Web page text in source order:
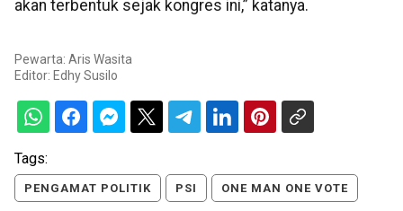
akan terbentuk sejak kongres ini,” katanya.
Pewarta: Aris Wasita
Editor: Edhy Susilo
Tags:
PENGAMAT POLITIK PSI ONE MAN ONE VOTE